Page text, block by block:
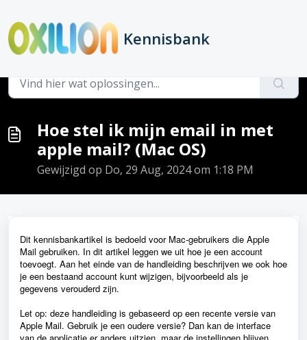
Kennisbank
Hoofdpagina ...
Hoe stel ik mijn email in met
apple mail? (Mac OS)
Gewijzigd op Do, 29 Aug, 2024 om 1:18 PM
Dit kennisbankartikel is bedoeld voor Mac-gebruikers die Apple
Mail gebruiken. In dit artikel leggen we uit hoe je een account
toevoegt. Aan het einde van de handleiding beschrijven we ook hoe
je een bestaand account kunt wijzigen, bijvoorbeeld als je
gegevens verouderd zijn.
Let op: deze handleiding is gebaseerd op een recente versie van
Apple Mail. Gebruik je een oudere versie? Dan kan de interface